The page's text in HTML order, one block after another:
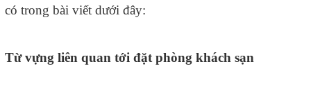
có trong bài viết dưới đây:
Từ vựng liên quan tới đặt phòng khách sạn